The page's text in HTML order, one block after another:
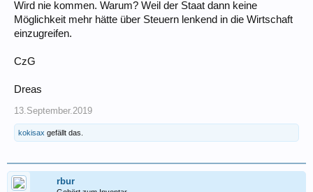
Wird nie kommen. Warum? Weil der Staat dann keine
Möglichkeit mehr hätte über Steuern lenkend in die Wirtschaft
einzugreifen.
CzG
Dreas
13.September.2019
kokisax gefällt das.
rbur